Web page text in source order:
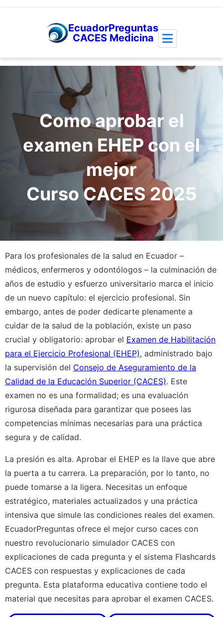
EcuadorPreguntas
CACES Medicina
Como aprobar el
examen EHEP con el
mejor
Curso CACES 2025
Para los profesionales de la salud en Ecuador –
médicos, enfermeros y odontólogos – la culminación de
años de estudio y esfuerzo universitario marca el inicio
de un nuevo capítulo: el ejercicio profesional. Sin
embargo, antes de poder dedicarte plenamente a
cuidar de la salud de la población, existe un paso
crucial y obligatorio: aprobar el Examen de Habilitación
para el Ejercicio Profesional (EHEP), administrado bajo
la supervisión del Consejo de Aseguramiento de la
Calidad de la Educación Superior (CACES). Este
examen no es una formalidad; es una evaluación
rigurosa diseñada para garantizar que posees las
competencias mínimas necesarias para una práctica
segura y de calidad.
La presión es alta. Aprobar el EHEP es la llave que abre
la puerta a tu carrera. La preparación, por lo tanto, no
puede tomarse a la ligera. Necesitas un enfoque
estratégico, materiales actualizados y una práctica
intensiva que simule las condiciones reales del examen.
EcuadorPreguntas ofrece el mejor curso caces con
nuestro revolucionario simulador CACES con
explicaciones de cada pregunta y el sistema Flashcards
CACES con respuestas y explicaciones de cada
pregunta. Esta plataforma educativa contiene todo el
material que necesitas para aprobar el examen CACES.